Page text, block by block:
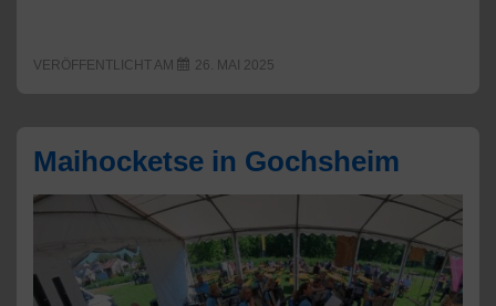
VERÖFFENTLICHT AM 26. MAI 2025
Maihocketse in Gochsheim